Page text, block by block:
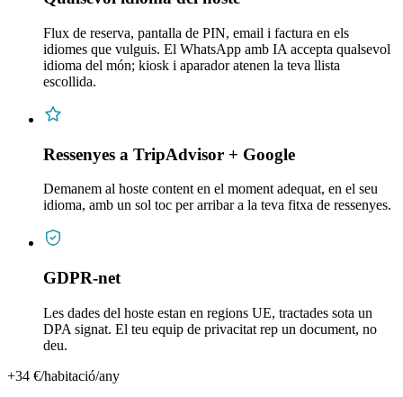
Flux de reserva, pantalla de PIN, email i factura en els
idiomes que vulguis. El WhatsApp amb IA accepta qualsevol
idioma del món; kiosk i aparador atenen la teva llista
escollida.
Ressenyes a TripAdvisor + Google
Demanem al hoste content en el moment adequat, en el seu
idioma, amb un sol toc per arribar a la teva fitxa de ressenyes.
GDPR-net
Les dades del hoste estan en regions UE, tractades sota un
DPA signat. El teu equip de privacitat rep un document, no
deu.
+34 €/habitació/any